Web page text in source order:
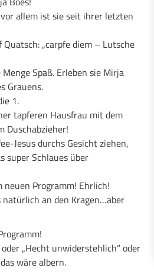
allem ist sie seit ihrer letzten
„carpfe diem – Lutsche
Spaß. Erleben sie Mirja
Grauens.
1.
tapferen Hausfrau mit dem
Duschabzieher!
Jesus durchs Gesicht ziehen,
super Schlaues über
Programm! Ehrlich!
natürlich an den Kragen…aber
„Hecht unwiderstehlich“ oder
wäre albern.